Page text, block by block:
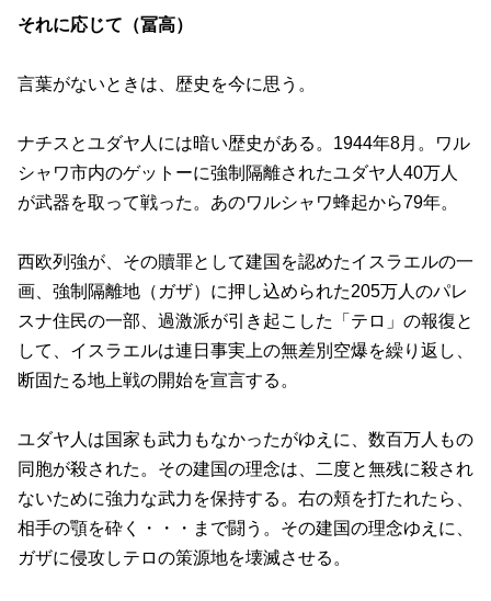
それに応じて（冨高）
言葉がないときは、歴史を今に思う。
ナチスとユダヤ人には暗い歴史がある。1944年8月。ワル
シャワ市内のゲットーに強制隔離されたユダヤ人 40万人
が武器を取って戦った。あのワルシャワ蜂起から79年。
西欧列強が、その贖罪として建国を認めたイスラエルの一
画、強制隔離地（ガザ）に押し込められた205万人のパレ
スナ住民の一部、過激派が引き起こした「テロ」の報復と
して、イスラエルは連日事実上の無差別空爆を繰り返し、
断固たる地上戦の開始を宣言する。
ユダヤ人は国家も武力もなかったがゆえに、数百万人もの
同胞が殺された。その建国の理念は、二度と無残に殺され
ないために強力な武力を保持する。右の頬を打たれたら、
相手の顎を砕く・・・まで闘う。その建国の理念ゆえに、
ガザに侵攻しテロの策源地を壊滅させる。